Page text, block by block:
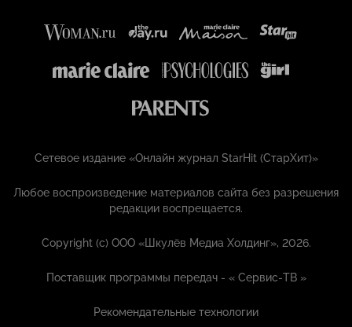
Сетевое издание «Онлайн журнал StarHit (СтарХит)»
Любое воспроизведение материалов сайта без разрешения
редакции воспрещается.
Copyright (с) ООО «Шкулёв Медиа Холдинг», 2026.
Поставщик программы передач - «Сервис-ТВ »
Рекомендательные технологии